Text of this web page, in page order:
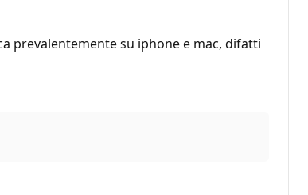
prevalentemente su iphone e mac, difatti